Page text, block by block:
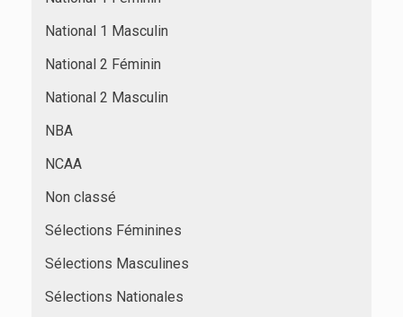
National 1 Masculin
National 2 Féminin
National 2 Masculin
NBA
NCAA
Non classé
Sélections Féminines
Sélections Masculines
Sélections Nationales